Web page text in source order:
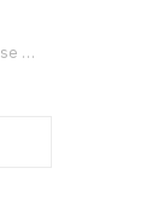
Francesca Albanese, rapporteuse spéciale de l’ONU sur les territoires palestiniens occupés, était à Tunis pour…